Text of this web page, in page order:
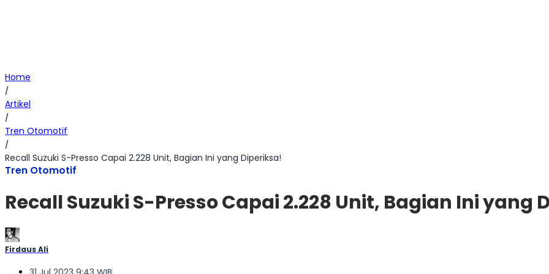
Home
/
Artikel
/
Tren Otomotif
/
Recall Suzuki S-Presso Capai 2.228 Unit, Bagian Ini yang Diperiksa!
Tren Otomotif
Recall Suzuki S-Presso Capai 2.228 Unit, Bagian Ini yang
Firdaus Ali